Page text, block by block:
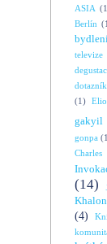
ASIA
Berlín
televize
dotazník
(1)
gakyil
gonpa
Charles
(14)
(4)